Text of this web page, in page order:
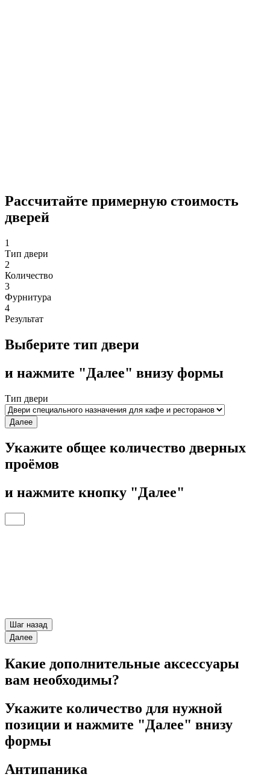
Рассчитайте примерную стоимость
дверей
1
Тип двери
2
Количество
3
Фурнитура
4
Результат
Выберите тип двери
и нажмите "Далее" внизу формы
Тип двери
Далее
Укажите общее количество дверных
проёмов
и нажмите кнопку "Далее"
Шаг назад
Далее
Какие дополнительные аксессуары
вам необходимы?
Укажите количество для нужной
позиции и нажмите "Далее" внизу
формы
Антипаника